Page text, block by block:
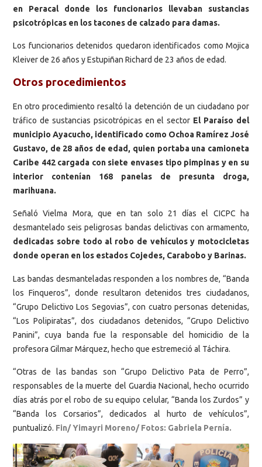
en Peracal donde los funcionarios llevaban sustancias
psicotrópicas en los tacones de calzado para damas.
Los funcionarios detenidos quedaron identificados como Mojica
Kleiver de 26 años y Estupiñan Richard de 23 años de edad.
Otros procedimientos
En otro procedimiento resaltó la detención de un ciudadano por
tráfico de sustancias psicotrópicas en el sector El Paraíso del
municipio Ayacucho, identificado como Ochoa Ramírez José
Gustavo, de 28 años de edad, quien portaba una camioneta
Caribe 442 cargada con siete envases tipo pimpinas y en su
interior contenían 168 panelas de presunta droga,
marihuana.
Señaló Vielma Mora, que en tan solo 21 días el CICPC ha
desmantelado seis peligrosas bandas delictivas con armamento,
dedicadas sobre todo al robo de vehículos y motocicletas
donde operan en los estados Cojedes, Carabobo y Barinas.
Las bandas desmanteladas responden a los nombres de, “Banda
los Finqueros”, donde resultaron detenidos tres ciudadanos,
“Grupo Delictivo Los Segovias”, con cuatro personas detenidas,
“Los Polipiratas”, dos ciudadanos detenidos, “Grupo Delictivo
Panini”, cuya banda fue la responsable del homicidio de la
profesora Gilmar Márquez, hecho que estremeció al Táchira.
“Otras de las bandas son “Grupo Delictivo Pata de Perro”,
responsables de la muerte del Guardia Nacional, hecho ocurrido
días atrás por el robo de su equipo celular, “Banda los Zurdos” y
“Banda los Corsarios”, dedicados al hurto de vehículos”,
puntualizó. Fin/ Yimayri Moreno/ Fotos: Gabriela Pernía.